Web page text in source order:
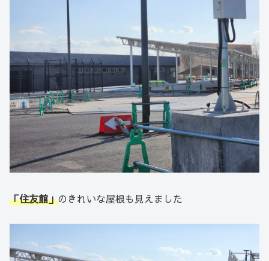
「住友館」のきれいな屋根も見えました